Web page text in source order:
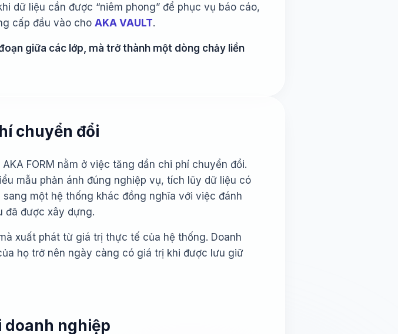
dữ liệu cần được “niêm phong” để phục vụ báo cáo,
cấp đầu vào cho AKA VAULT.
giữa các lớp, mà trở thành một dòng chảy liền
chuyển đổi
FORM nằm ở việc tăng dần chi phí chuyển đổi.
mẫu phản ánh đúng nghiệp vụ, tích lũy dữ liệu có
một hệ thống khác đồng nghĩa với việc đánh
đã được xây dựng.
xuất phát từ giá trị thực tế của hệ thống. Doanh
họ trở nên ngày càng có giá trị khi được lưu giữ
doanh nghiệp